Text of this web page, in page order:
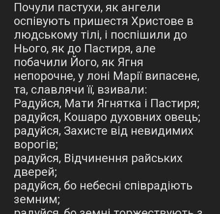
Почули пастухи, як ангели
оспівують пришестя Христове в
людському тілі, і поспішили до
Нього, як до Пастиря, але
побачили Його, як Ягня
непорочне, у лоні Марії випасене,
та, славлячи її, взивали:
Радуйся, Мати Ягнятка і Пастиря;
радуйся, Кошаро духовних овець;
радуйся, Захисте від невидимих
ворогів;
радуйся, Відчинення райських
дверей;
радуйся, бо небесні співрадіють
земним;